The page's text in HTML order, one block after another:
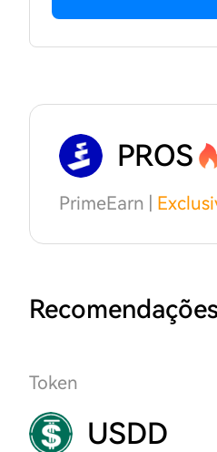
PROS
PrimeEarn |
Token
USDD